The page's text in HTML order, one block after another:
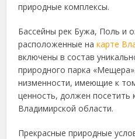
природные комплексы.
Бассейны рек Бужа, Поль и
расположенные накарте
включены в состав
природного парка
низменности, имеющие к
ценность, должен посетить
Владимирской области.
Прекрасные природные